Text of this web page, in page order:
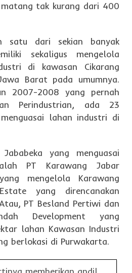
tak kurang dari 400
satu dari sekian banyak
sekaligus mengelola
di kawasan Cikarang
Barat pada umumnya.
2007-2008 yang pernah
Perindustrian, ada 23
lahan industri di
yang menguasai
PT Karawang Jabar
mengelola Karawang
yang direncanakan
PT Besland Pertiwi dan
Development yang
lahan Kawasan Industri
berlokasi di Purwakarta.